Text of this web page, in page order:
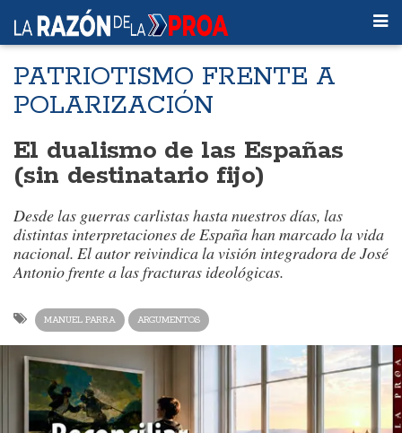
PATRIOTISMO FRENTE A
POLARIZACIÓN
El dualismo de las Españas
(sin destinatario fijo)
Desde las guerras carlistas hasta nuestros días, las
distintas interpretaciones de España han marcado la vida
nacional. El autor reivindica la visión integradora de José
Antonio frente a las fracturas ideológicas.
MANUEL PARRA ARGUMENTOS